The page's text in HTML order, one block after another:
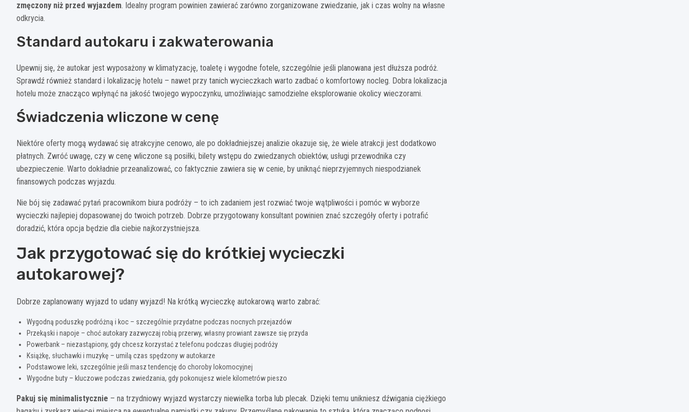
zmęczony niż przed wyjazdem. Idealny program powinien zawierać zarówno zorganizowane zwiedzanie, jak i czas wolny na własne
odkrycia.
Standard autokaru i zakwaterowania
Upewnij się, że autokar jest wyposażony w klimatyzację, toaletę i wygodne fotele, szczególnie jeśli planowana jest dłuższa podróż.
Sprawdź również standard i lokalizację hotelu – nawet przy tanich wycieczkach warto zadbać o komfortowy nocleg. Dobra lokalizacja
hotelu może znacząco wpłynąć na jakość twojego wypoczynku, umożliwiając samodzielne eksplorowanie okolicy wieczorami.
Świadczenia wliczone w cenę
Niektóre oferty mogą wydawać się atrakcyjne cenowo, ale po dokładniejszej analizie okazuje się, że wiele atrakcji jest dodatkowo
płatnych. Zwróć uwagę, czy w cenę wliczone są posiłki, bilety wstępu do zwiedzanych obiektów, usługi przewodnika czy
ubezpieczenie. Warto dokładnie przeanalizować, co faktycznie zawiera się w cenie, by uniknąć nieprzyjemnych niespodzianek
finansowych podczas wyjazdu.
Nie bój się zadawać pytań pracownikom biura podróży – to ich zadaniem jest rozwiać twoje wątpliwości i pomóc w wyborze
wycieczki najlepiej dopasowanej do twoich potrzeb. Dobrze przygotowany konsultant powinien znać szczegóły oferty i potrafić
doradzić, która opcja będzie dla ciebie najkorzystniejsza.
Jak przygotować się do krótkiej wycieczki
autokarowej?
Dobrze zaplanowany wyjazd to udany wyjazd! Na krótką wycieczkę autokarową warto zabrać:
Wygodną poduszkę podróżną i koc – szczególnie przydatne podczas nocnych przejazdów
Przekąski i napoje – choć autokary zazwyczaj robią przerwy, własny prowiant zawsze się przyda
Powerbank – niezastąpiony, gdy chcesz korzystać z telefonu podczas długiej podróży
Książkę, słuchawki i muzykę – umilą czas spędzony w autokarze
Podstawowe leki, szczególnie jeśli masz tendencję do choroby lokomocyjnej
Wygodne buty – kluczowe podczas zwiedzania, gdy pokonujesz wiele kilometrów pieszo
Pakuj się minimalistycznie – na trzydniowy wyjazd wystarczy niewielka torba lub plecak. Dzięki temu unikniesz dźwigania ciężkiego